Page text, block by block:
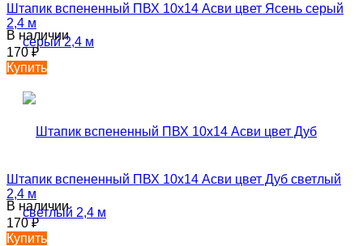
Штапик вспененный ПВХ 10х14 Асви цвет Ясень серый
2,4 м
В наличии
170₽
Купить
Штапик вспененный ПВХ 10х14 Асви цвет Дуб светлый
2,4 м
В наличии
170₽
Купить